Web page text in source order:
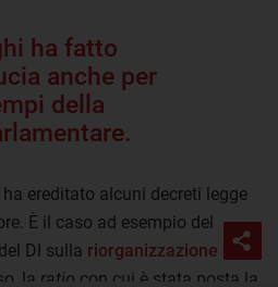
ha fatto
anche per
della
ha ereditato alcuni decreti legge
È il caso ad esempio del
Dl sulla riorganizzazione del
la ratio con cui è stata posta la